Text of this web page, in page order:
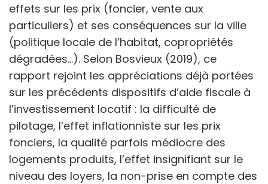
effets sur les prix (foncier, vente aux
particuliers) et ses conséquences sur la ville
(politique locale de l’habitat, copropriétés
dégradées…). Selon Bosvieux (2019), ce
rapport rejoint les appréciations déjà portées
sur les précédents dispositifs d’aide fiscale à
l’investissement locatif : la difficulté de
pilotage, l’effet inflationniste sur les prix
fonciers, la qualité parfois médiocre des
logements produits, l’effet insignifiant sur le
niveau des loyers, la non-prise en compte des